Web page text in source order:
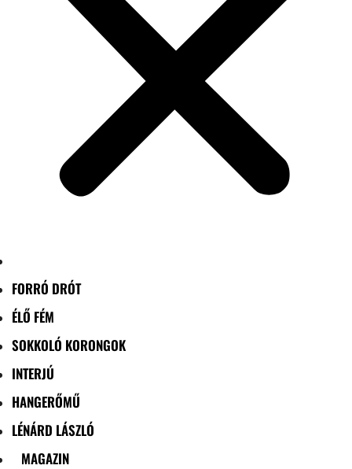
FORRÓ DRÓT
ÉLŐ FÉM
SOKKOLÓ KORONGOK
INTERJÚ
HANGERŐMŰ
LÉNÁRD LÁSZLÓ
MAGAZIN